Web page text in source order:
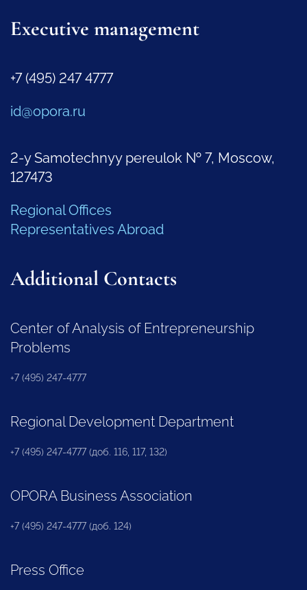
Executive management
+7 (495) 247 4777
id@opora.ru
2-y Samotechnyy pereulok № 7, Moscow,
127473
Regional Offices
Representatives Abroad
Additional Contacts
Center of Analysis of Entrepreneurship
Problems
+7 (495) 247-4777
Regional Development Department
+7 (495) 247-4777 (доб. 116, 117, 132)
OPORA Business Association
+7 (495) 247-4777 (доб. 124)
Press Office